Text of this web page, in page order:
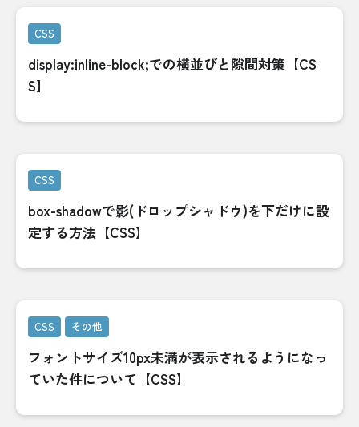
CSS
display:inline-block;での横並びと隙間対策【CS
S】
CSS
box-shadowで影(ドロップシャドウ)を下だけに設
定する方法【CSS】
CSS その他
フォントサイズ10px未満が表示されるようになっ
ていた件について【CSS】